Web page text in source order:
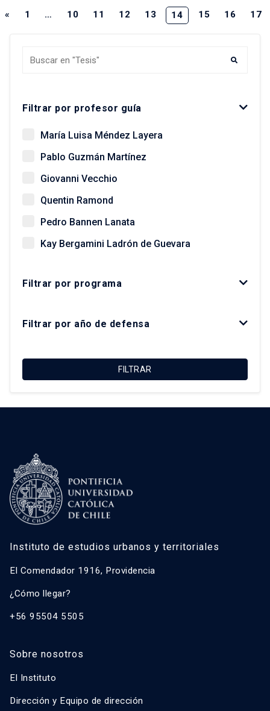
Filtrar por profesor guía
María Luisa Méndez Layera
Pablo Guzmán Martínez
Giovanni Vecchio
Quentin Ramond
Pedro Bannen Lanata
Kay Bergamini Ladrón de Guevara
Óscar Figueroa Monsalve
Macarena Ibarra Alonso
Christian Matus Madrid
José Rosas Vera
Francisco Sabatini Downey
Gonzalo Salazar Preece
Javier Ruiz-Tagle Venero
Caroline Stamm
Ricardo Truffello Robledo
Magdalena Vicuña Del Río
Filtrar por programa
Filtrar por año de defensa
FILTRAR
fragmentada sobre condiciones geográficas
ineludibles, identificando hábitats de […]
« 1 … 10 11 12 13 14 15 16 17
Instituto de estudios urbanos y territoriales
El Comendador 1916, Providencia
¿Cómo llegar?
+56 95504 5505
Sobre nosotros
El Instituto
Dirección y Equipo de dirección